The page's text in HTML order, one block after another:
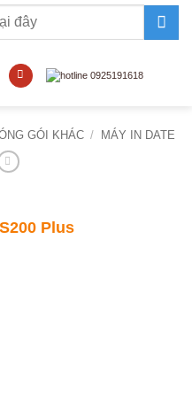
GÓI KHÁC / MÁY IN DATE
Plus